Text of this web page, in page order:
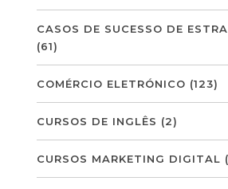
CASOS DE SUCESSO DE
(61)
COMÉRCIO ELETRÓNICO (123)
CURSOS DE INGLÊS (2)
CURSOS MARKETING DIGITAL